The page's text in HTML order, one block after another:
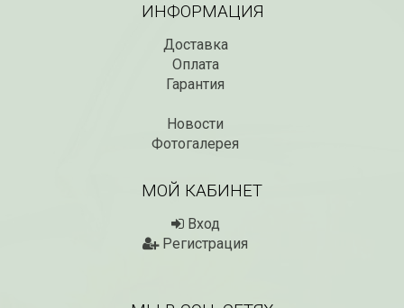
ИНФОРМАЦИЯ
Доставка
Оплата
Гарантия
Новости
Фотогалерея
МОЙ КАБИНЕТ
Вход
Регистрация